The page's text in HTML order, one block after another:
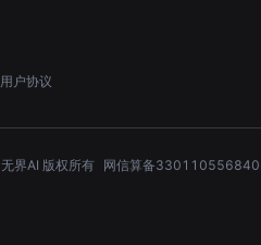
用户协议
无界AI 版权所有 网信算备